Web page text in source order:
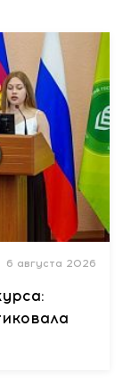
6 августа 2026